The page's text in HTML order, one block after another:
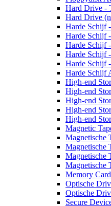
Hard Drive -
Hard Drive
Harde Schijf
Harde Schijf
Harde Schijf
Harde Schijf
Harde Schijf
Harde Schijf
High-end
High-end
High-end
High-end
High-end
Magnetic
Magnetische
Magnetische
Magnetische
Magnetische
Memory
Optische
Optische
Secure